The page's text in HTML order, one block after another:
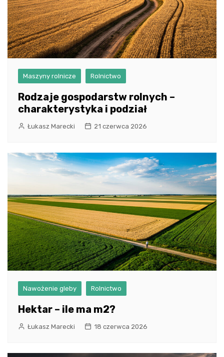
Maszyny rolnicze Rolnictwo
Rodzaje gospodarstw rolnych –
charakterystyka i podział
Łukasz Marecki 21 czerwca 2026
Nawożenie gleby Rolnictwo
Hektar – ile ma m2?
Łukasz Marecki 18 czerwca 2026